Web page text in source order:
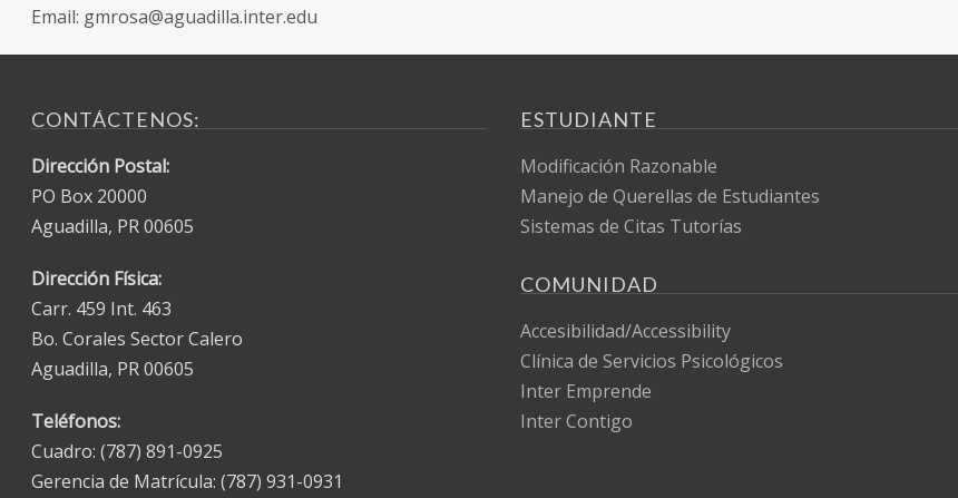
Email: gmrosa@aguadilla.inter.edu
CONTÁCTENOS:
Dirección Postal:
PO Box 20000
Aguadilla, PR 00605
Dirección Física:
Carr. 459 Int. 463
Bo. Corales Sector Calero
Aguadilla, PR 00605
Teléfonos:
Cuadro: (787) 891-0925
Gerencia de Matrícula: (787) 931-0931
ESTUDIANTE
Modificación Razonable
Manejo de Querellas de Estudiantes
Sistemas de Citas Tutorías
COMUNIDAD
Accesibilidad/Accessibility
Clínica de Servicios Psicológicos
Inter Emprende
Inter Contigo